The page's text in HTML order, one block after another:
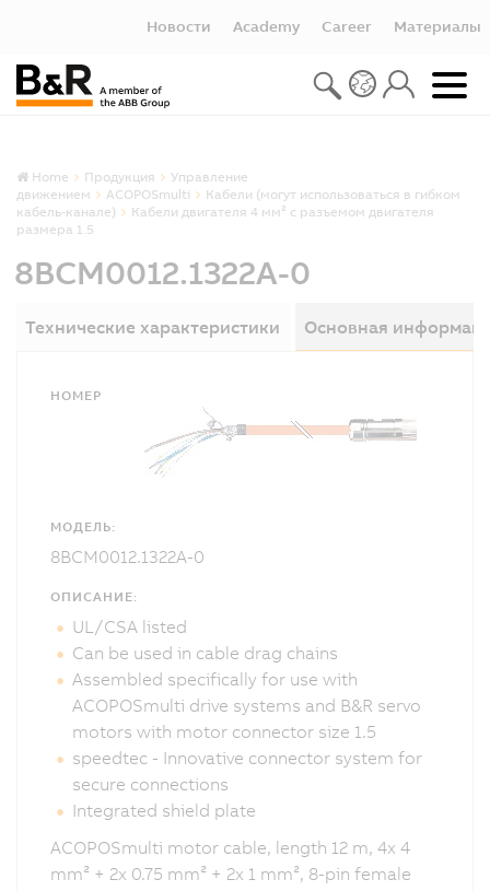
Новости Academy Career Материалы
Home Продукция
Управление
движением
ACOPOSmulti
Кабели (могут использоваться в гибком
кабель-канале)
Кабели двигателя 4 мм² с разъемом двигателя
размера 1.5
8BCM0012.1322A-0
Технические характеристики Основная
НОМЕР
МОДЕЛЬ:
8BCM0012.1322A-0
ОПИСАНИЕ:
UL/CSA listed
Can be used in cable drag chains
Assembled specifically for use with
ACOPOSmulti drive systems and B&R servo
motors with motor connector size 1.5
speedtec - Innovative connector system for
secure connections
Integrated shield plate
ACOPOSmulti motor cable, length 12 m, 4x 4
mm² + 2x 0.75 mm² + 2x 1 mm², 8-pin female